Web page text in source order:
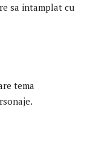
sa intamplat cu
tema